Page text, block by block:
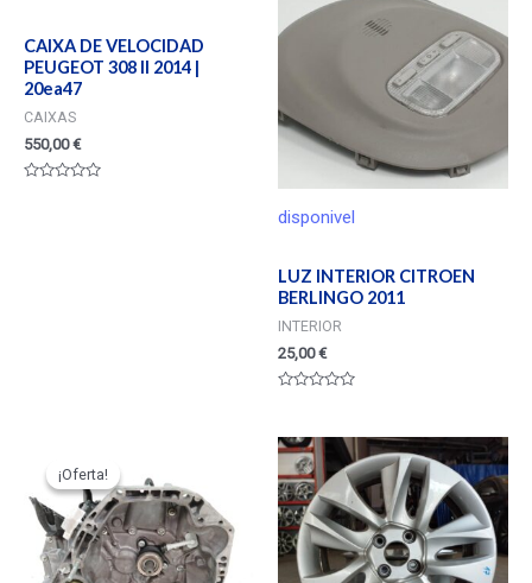
CAIXA DE VELOCIDAD
PEUGEOT 308 II 2014 |
20ea47
CAIXAS
550,00€
disponivel
LUZ INTERIOR CITROEN
BERLINGO 2011
INTERIOR
25,00€
de
5
¡Oferta!
¡Oferta!